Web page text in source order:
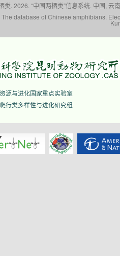
类. 2026. “中国两栖类”信息系统. 中国,
database of Chinese amphibians.
源与进化国家重点实验室
行类多样性与进化研究组